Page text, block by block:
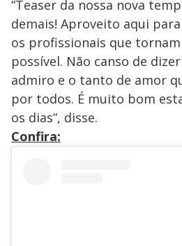
“Teaser da nossa nova
demais! Aproveito aqui
os profissionais que
possível. Não canso de
admiro e o tanto de amor
por todos. É muito bom
os dias”, disse.
Confira: